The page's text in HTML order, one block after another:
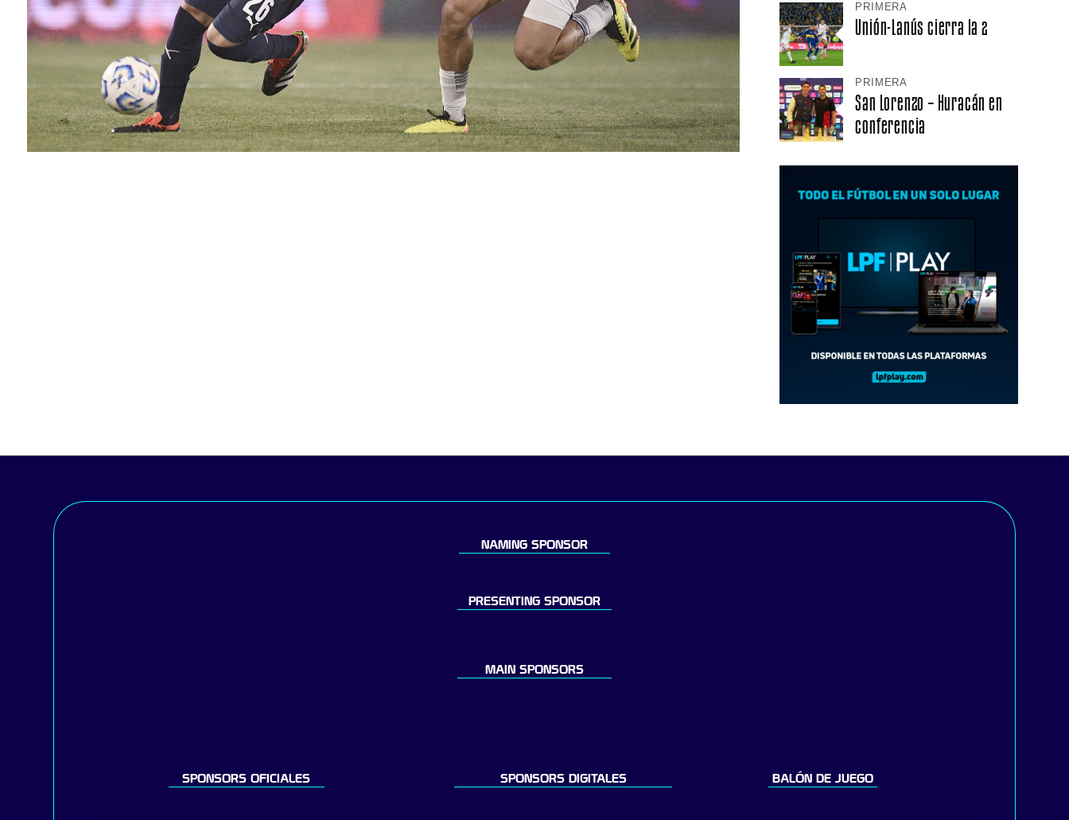
PRIMERA
Unión-Lanús cierra la 2
PRIMERA
San Lorenzo – Huracán en
conferencia
NAMING SPONSOR
PRESENTING SPONSOR
MAIN SPONSORS
SPONSORS OFICIALES SPONSORS DIGITALES BALÓN DE JUEGO